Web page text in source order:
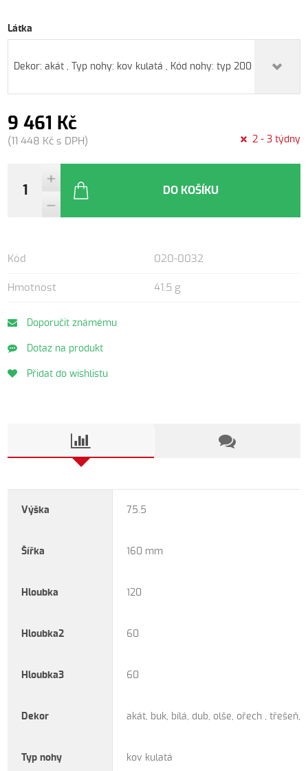
Látka
Dekor: akát , Typ nohy: kov kulatá , Kód nohy: typ 200 , Barva
9 461 Kč
(11 448 Kč s DPH) 2 - 3 týdny
DO KOŠÍKU
Kód 020-0032
Hmotnost 41.5 g
Doporučit známému
Dotaz na produkt
Přidat do wishlistu
Výška 75.5
Šířka 160 mm
Hloubka 120
Hloubka2 60
Hloubka3 60
Dekor akát, buk, bílá, dub, olše, ořech , třešeň,
Typ nohy kov kulatá